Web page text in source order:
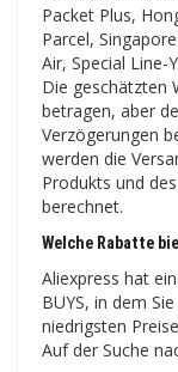
Packet Plus,
Parcel,
Air, Special Line-
Die geschätzten
betragen, aber
Verzögerungen
werden die
Produkts und
berechnet.
Welche Rabatte
Aliexpress hat
BUYS, in dem
niedrigsten
Auf der Suche